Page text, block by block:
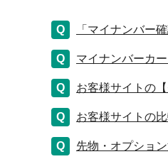
「マイナンバー
マイナンバーカ
お客様サイトの
お客様サイトの
先物・オプショ